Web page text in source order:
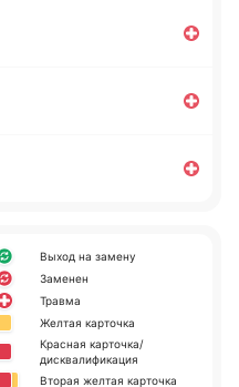
Выход на замену
Заменен
Травма
Желтая карточка
Красная карточка/
дисквалификация
Вторая желтая карточка